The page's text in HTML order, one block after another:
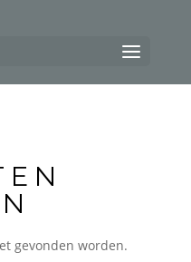
gevonden worden.